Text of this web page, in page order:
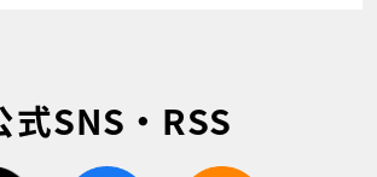
式SNS・RSS